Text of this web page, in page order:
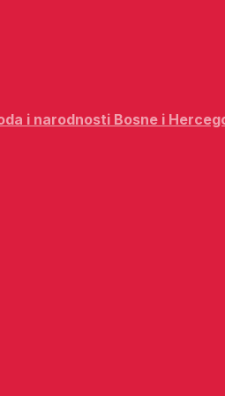
i narodnosti Bosne i